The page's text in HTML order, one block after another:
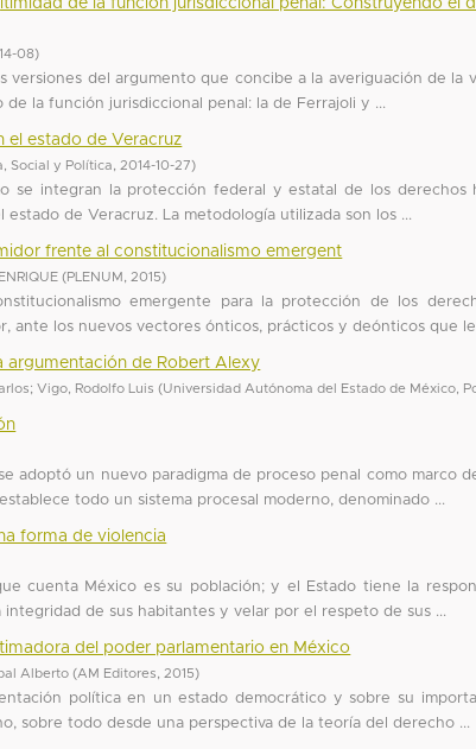
08)
versiones del argumento que concibe a la averiguación de la
la función jurisdiccional penal: la de Ferrajoli y ...
el estado de Veracruz
Social y Política 2014-10-27)
se integran la protección federal y estatal de los derechos
de Veracruz. La metodología utilizada son los ...
frente al constitucionalismo emergent
(PLENUM 2015)
emergente para la protección de los
ante los nuevos vectores ónticos, prácticos y deónticos que le
argumentación de Robert Alexy
;Vigo, Rodolfo Luis (Universidad Autónoma del Estado de México,
adoptó un nuevo paradigma de proceso penal como marco
todo un sistema procesal moderno, denominado ...
forma de violencia
cuenta México es su población; y el Estado tiene la
integridad de sus habitantes y velar por el respeto de sus ...
del poder parlamentario en México
Alberto (AM Editores 2015)
política en un estado democrático y sobre su
sobre todo desde una perspectiva de la teoría del derecho ...